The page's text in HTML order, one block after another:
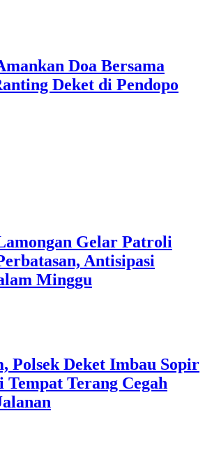
Doa Bersama
Deket di Pendopo
Gelar Patroli
Antisipasi
Minggu
Polsek Deket Imbau Sopir
Terang Cegah